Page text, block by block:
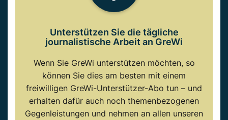
Unterstützen Sie die tägliche
journalistische Arbeit an GreWi
Wenn Sie GreWi unterstützen möchten, so
können Sie dies am besten mit einem
freiwilligen GreWi-Unterstützer-Abo tun – und
erhalten dafür auch noch themenbezogenen
Gegenleistungen und nehmen an allen unseren